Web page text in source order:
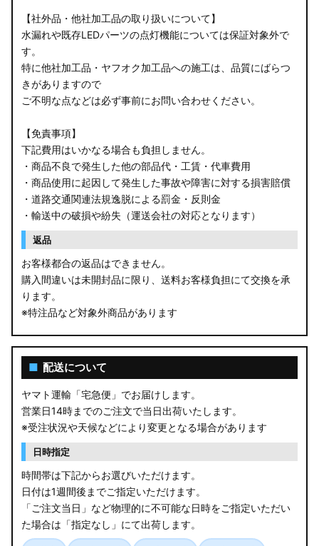
【社外品・他社加工品の取り扱いについて】
水漏れや既存LEDパーツの点灯機能については保証対象外で
す。
特に他社加工品・ヤフオク加工品への施工は、品質にばらつ
きがありますので
ご不明な点などは必ず事前にお問い合わせください。
【免責事項】
下記費用はいかなる場合も負担しません。
・商品不良で発生した他の部品代・工賃・代車費用
・商品使用に起因して発生した事故や障害に対する損害賠償
・道路交通関連法規逸脱による罰金・反則金
・輸送中の破損や紛失（運送会社の対応となります）
返品
お客様都合の返品はできません。
購入間違いは未開封品に限り、送料お客様負担にて交換を承
ります。
※特注品など対象外商品があります
■ 配送について
ヤマト運輸「宅急便」でお届けします。
営業日14時までのご注文で当日出荷いたします。
※受注状況や天候などにより変更となる場合があります
日時指定
時間帯は下記からお選びいただけます。
日付は1週間後までご指定いただけます。
「ご注文当日」など物理的に不可能な日時をご指定いただい
た場合は「指定なし」にて出荷します。